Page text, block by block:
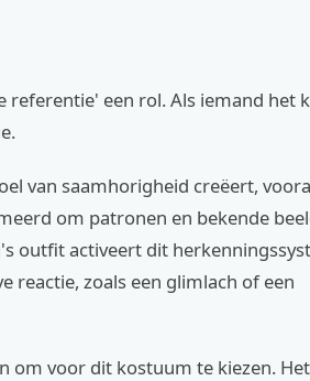
referentie' een rol. Als iemand het
van saamhorigheid creëert,
om patronen en bekende
outfit activeert dit
reactie, zoals een glimlach of een
om voor dit kostuum te kiezen.